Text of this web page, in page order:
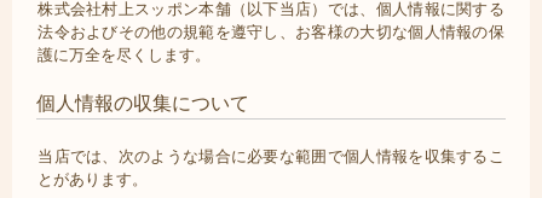
株式会社村上スッポン本舗（以下当店）では、個人情報に関する
法令およびその他の規範を遵守し、お客様の大切な個人情報の保
護に万全を尽くします。
個人情報の収集について
当店では、次のような場合に必要な範囲で個人情報を収集するこ
とがあります。